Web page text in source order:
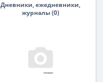
Дневники, ежедневники,
журналы (0)